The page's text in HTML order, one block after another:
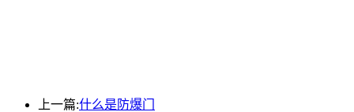
上一篇:什么是防爆门